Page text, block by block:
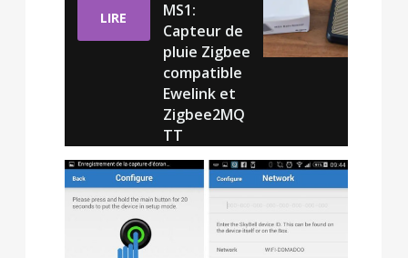
LIRE
MS1:
Capteur de
pluie Zigbee
compatible
Ewelink et
Zigbee2MQ
TT